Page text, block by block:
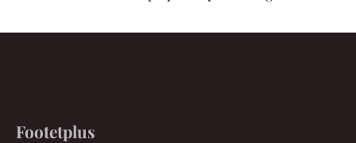
Footetplus